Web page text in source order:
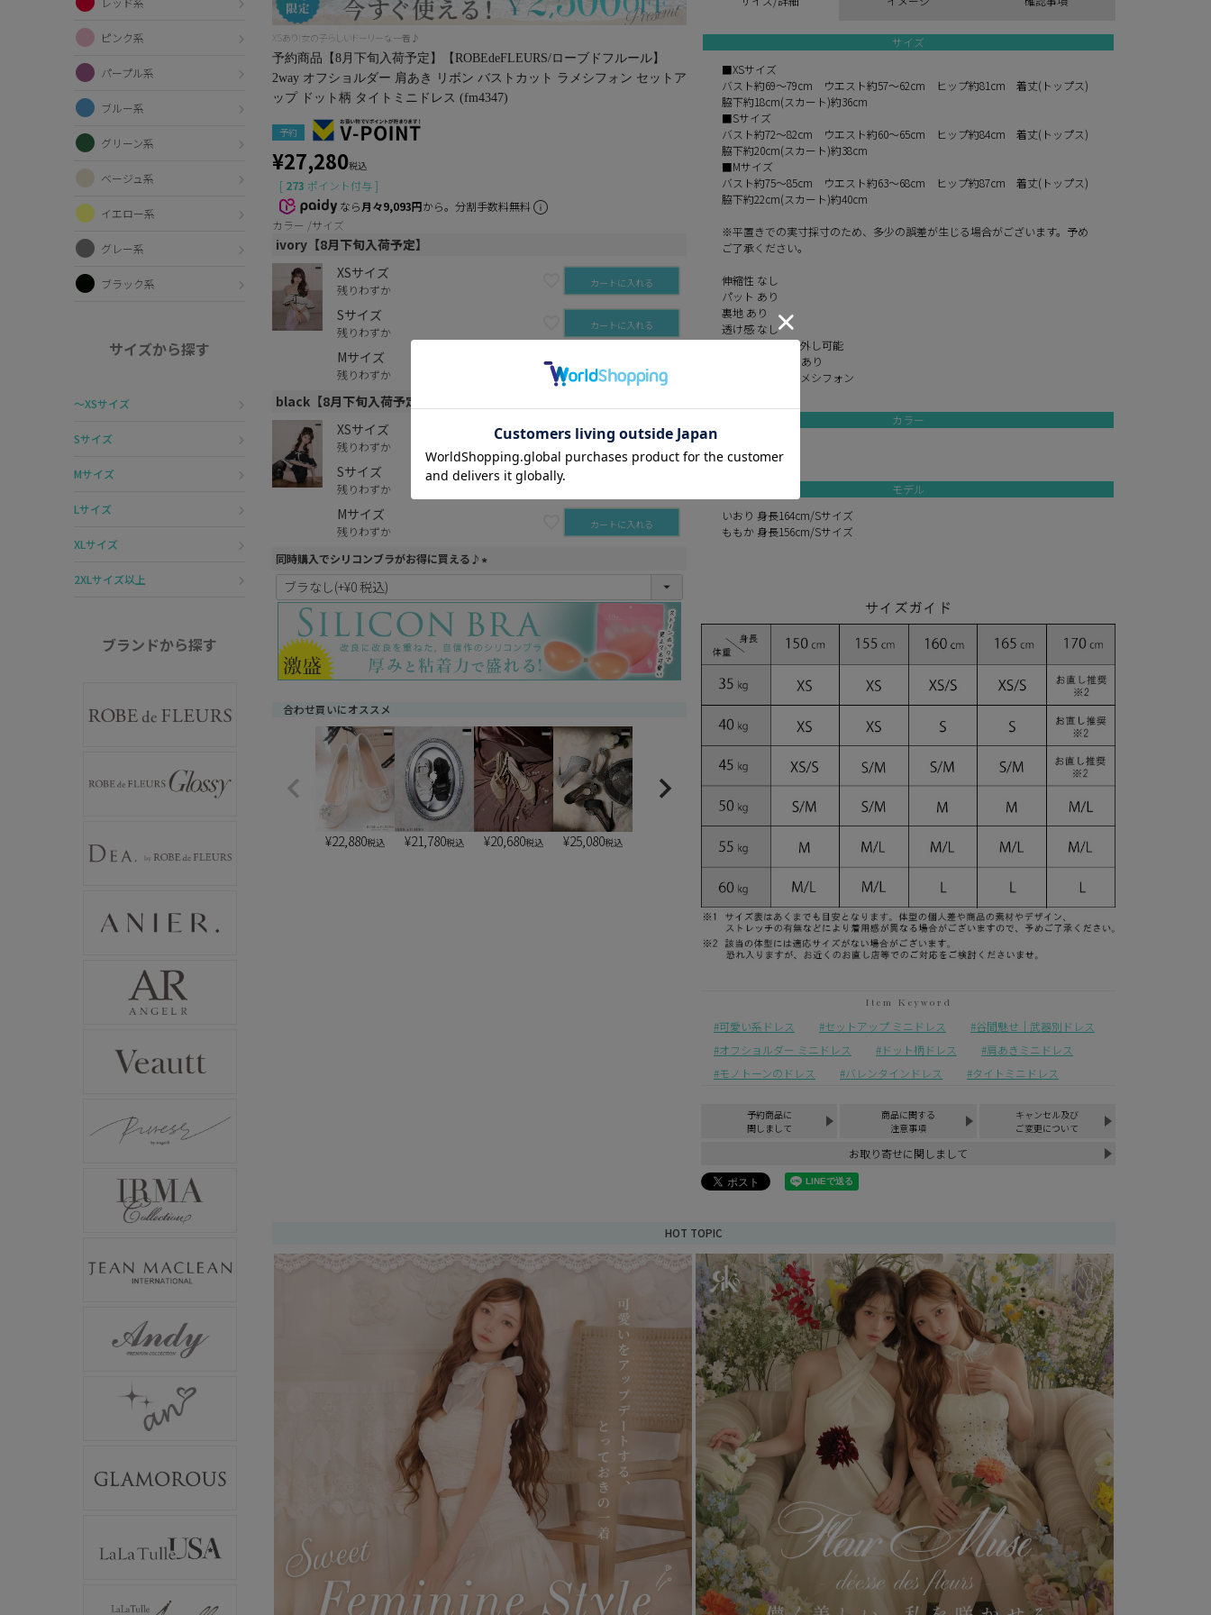
ピンク系
パープル系
ブルー系
グリーン系
ベージュ系
イエロー系
グレー系
ブラック系
サイズから探す
〜XSサイズ
Sサイズ
Mサイズ
Lサイズ
XLサイズ
2XLサイズ以上
ブランドから探す
XSあり!女の子らしいドーリーな一着♪
予約商品【8月下旬入荷予定】【ROBEdeFLEURS/ローブドフルール】
2way オフショルダー 肩あき リボン バストカット ラメシフォン セットア
ップ ドット柄 タイトミニドレス (fm4347)
予約
¥27,280税込
[ 273 ポイント付与 ]
なら月々9,093円から。分割手数料無料
カラー
サイズ
ivory【8月下旬入荷予定】
XSサイズ
残りわずか カートに入れる
Sサイズ
残りわずか カートに入れる
Mサイズ
残りわずか カートに入れる
black【8月下旬入荷予定】
XSサイズ
残りわずか カートに入れる
Sサイズ
残りわずか
Mサイズ
残りわずか カートに入れる
同時購入でシリコンブラがお得に買える♪
(
須
)
合わせ買いにオススメ
¥22,880税込 ¥21,780税込 ¥20,680税込 ¥25,080税込
サイズ
■XSサイズ
バスト約69～79cm ウエスト約57～62cm ヒップ約81cm 着丈(トップス)
脇下約18cm(スカート)約36cm
■Sサイズ
バスト約72～82cm ウエスト約60～65cm ヒップ約84cm 着丈(トップス)
脇下約20cm(スカート)約38cm
■Mサイズ
バスト約75～85cm ウエスト約63～68cm ヒップ約87cm 着丈(トップス)
脇下約22cm(スカート)約40cm
※平置きでの実寸採寸のため、多少の誤差が生じる場合がございます。予め
ご了承ください。
伸縮性 なし
パット あり
裏地 あり
透け感 なし
付属品 肩紐取り外し可能
インナーパンツ あり
素材 ドット柄ラメシフォン
カラー
black
モデル
いおり 身長164cm/Sサイズ
ももか 身長156cm/Sサイズ
可愛い系ドレス セットアップ ミニドレス
谷間魅せ｜武器別ドレス
オフショルダー ミニドレス
ドット柄ドレス
肩あきミニドレス
モノトーンのドレス
バレンタインドレス タイトミニドレス
予約商品に
関しまして
商品に関する
注意事項
キャンセル及び
ご変更について
お取り寄せに関しまして
HOT TOPIC